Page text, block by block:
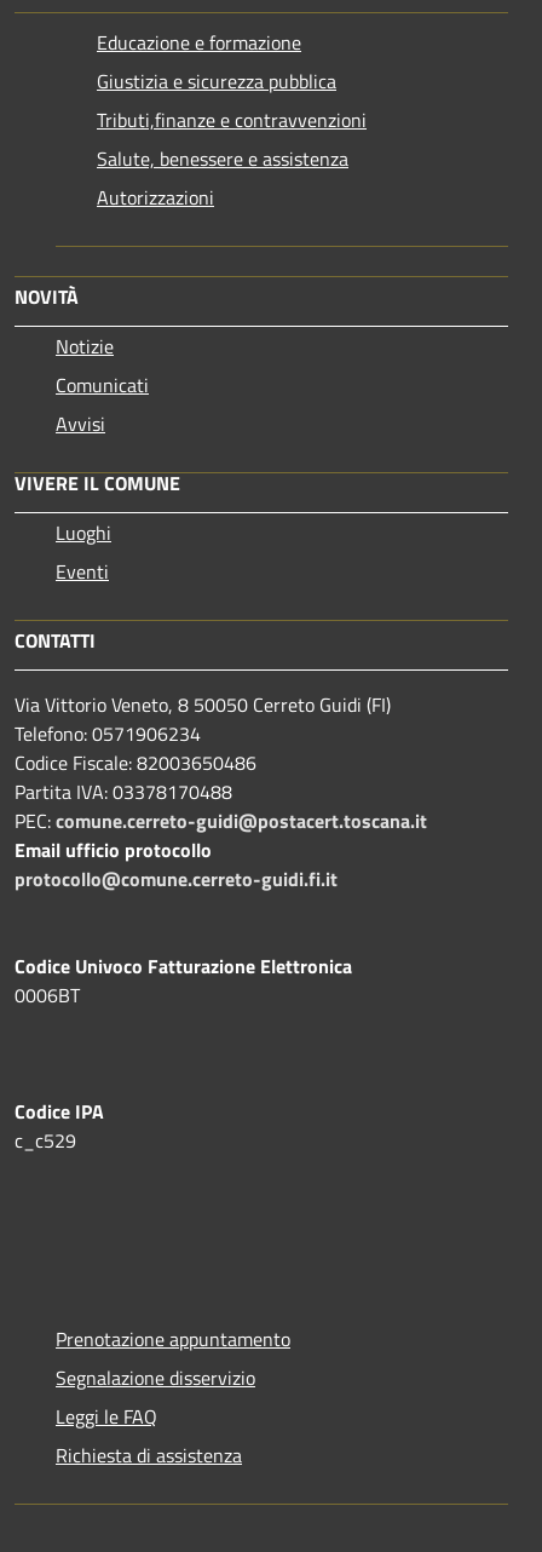
Educazione e formazione
Giustizia e sicurezza pubblica
Tributi,finanze e contravvenzioni
Salute, benessere e assistenza
Autorizzazioni
NOVITÀ
Notizie
Comunicati
Avvisi
VIVERE IL COMUNE
Luoghi
Eventi
CONTATTI
Via Vittorio Veneto, 8 50050 Cerreto Guidi (FI)
Telefono: 0571906234
Codice Fiscale: 82003650486
Partita IVA: 03378170488
PEC:comune.cerreto-guidi@postacert.toscana.it
Email ufficio protocollo
protocollo@comune.cerreto-guidi.fi.it
Codice Univoco Fatturazione Elettronica
0006BT
Codice IPA
c_c529
Prenotazione appuntamento
Segnalazione disservizio
Leggi le FAQ
Richiesta di assistenza